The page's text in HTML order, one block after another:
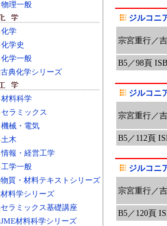
物理一般
化学
化学史
化学一般
古典化学シリーズ
材料科学
セラミックス
機械・電気
土木
情報・経営工学
工学一般
物質・材料テキストシリーズ
材料学シリーズ
セラミックス基礎講座
JME材料科学シリーズ
ジルコニ
宗宮重行／
B5／98頁
ジルコニ
宗宮重行／
B5／112頁
ジルコニ
宗宮重行／
B5／120頁